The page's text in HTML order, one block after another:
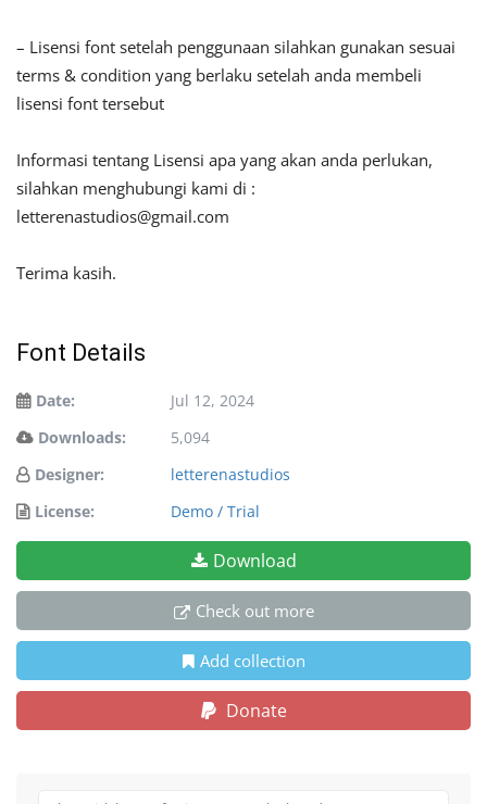
– Lisensi font setelah penggunaan silahkan gunakan sesuai
terms & condition yang berlaku setelah anda membeli
lisensi font tersebut
Informasi tentang Lisensi apa yang akan anda perlukan,
silahkan menghubungi kami di :
letterenastudios@gmail.com
Terima kasih.
Font Details
Date:
Jul 12, 2024
Downloads:
5,094
Designer:
letterenastudios
License:
Demo / Trial
Download
Check out more
Add collection
Donate